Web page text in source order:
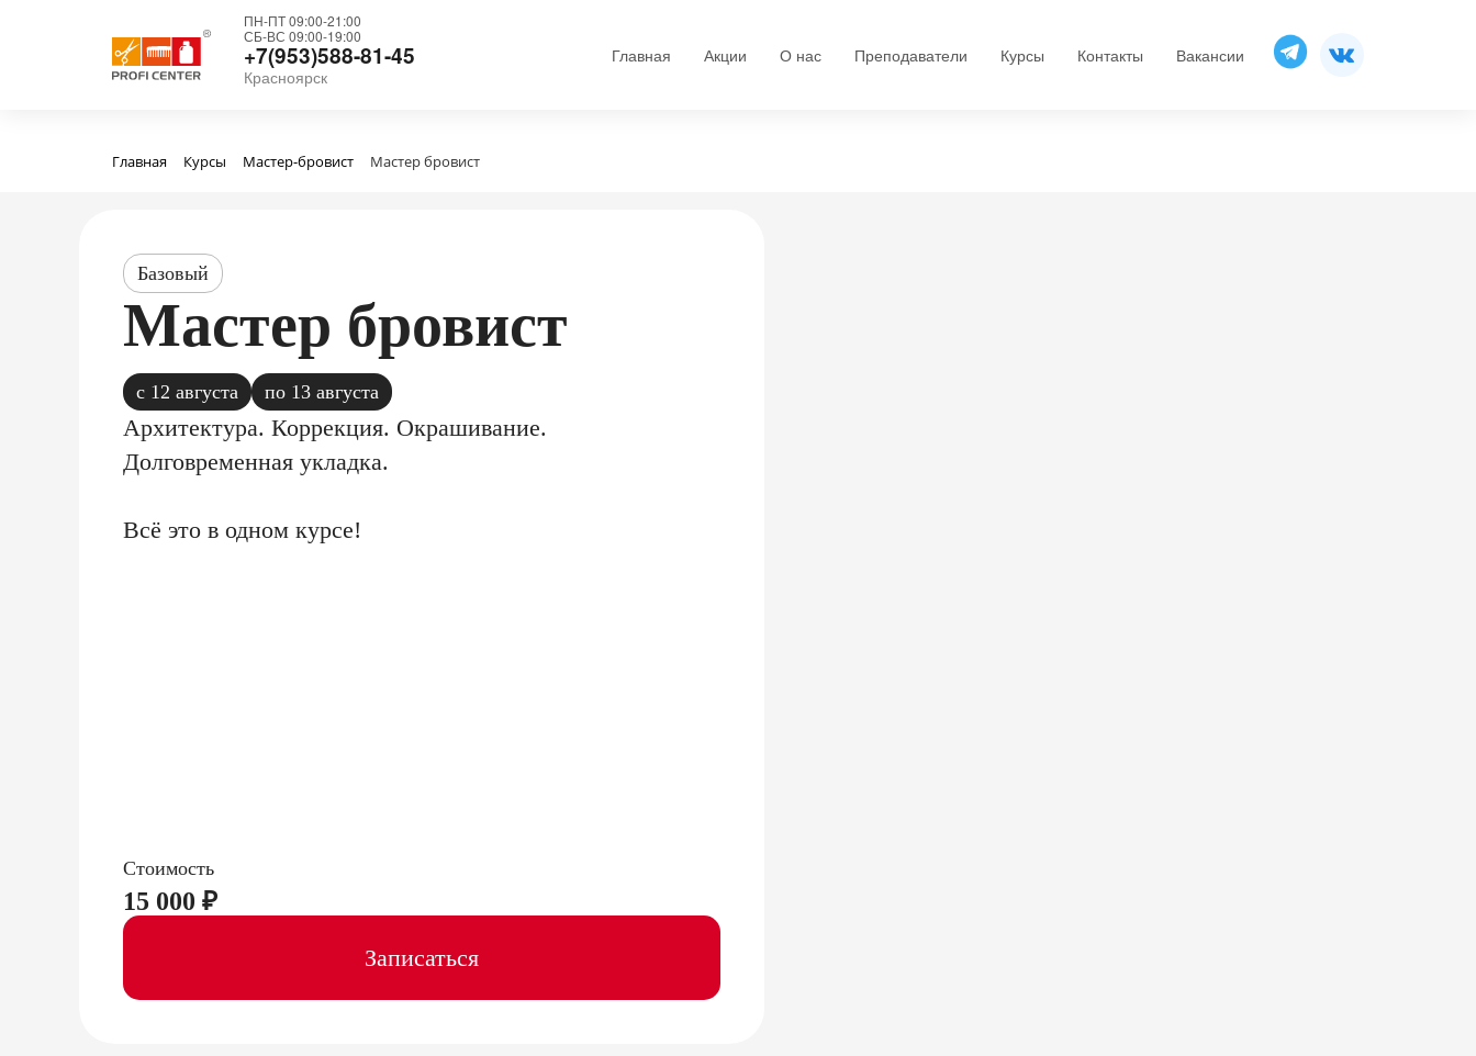
Главная Курсы Мастер-бровист Мастер бровист
Базовый
Мастер бровист
с 12 августа по 13 августа
Архитектура. Коррекция. Окрашивание.
Долговременная укладка.
Всё это в одном курсе!
Стоимость
15 000 ₽
Записаться
ПН-ПТ 09:00-21:00
СБ-ВС 09:00-19:00
+7(953)588-81-45
Красноярск
Главная Акции О нас Преподаватели Курсы Контакты Вакансии